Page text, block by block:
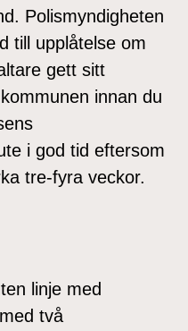
Polismyndigheten
till upplåtelse om
gett sitt
innan du
i god tid eftersom
tre-fyra veckor.
linje med
två